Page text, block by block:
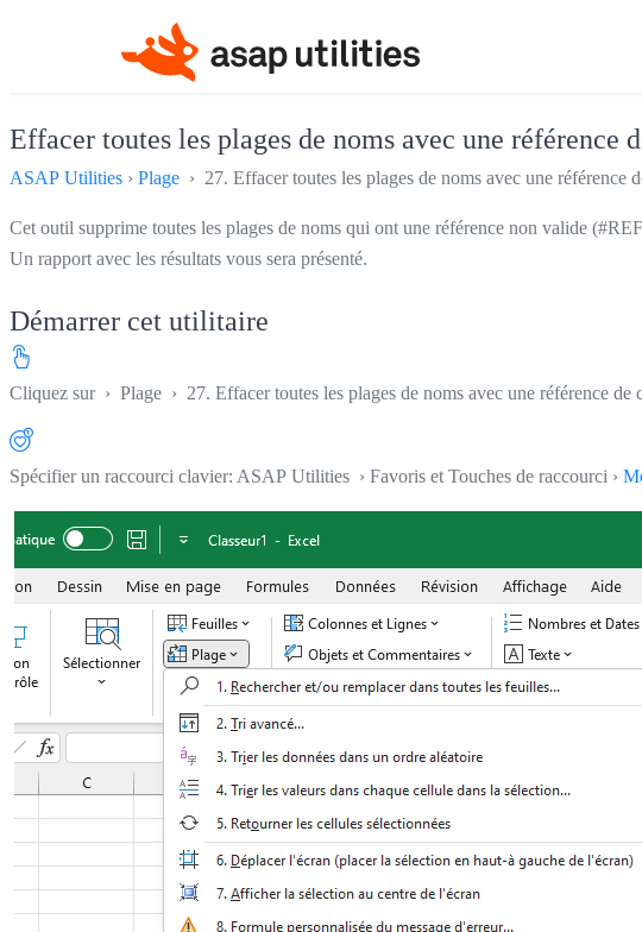
Effacer toutes les plages de noms avec une
ASAP Utilities › Plage › 27. Effacer toutes les plages de noms avec une référence
Cet outil supprime toutes les plages de noms qui ont une référence non valide
Un rapport avec les résultats vous sera présenté.
Démarrer cet utilitaire
Cliquez sur › Plage › 27. Effacer toutes les plages de noms avec une référence
Spécifier un raccourci clavier: ASAP Utilities › Favoris et Touches de raccourci ›